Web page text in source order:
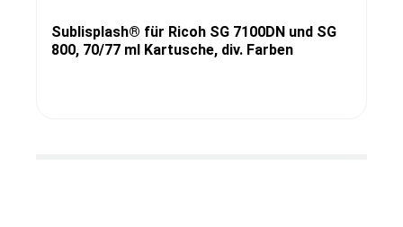
Sublisplash® für Ricoh SG 7100DN und SG
800, 70/77 ml Kartusche, div. Farben